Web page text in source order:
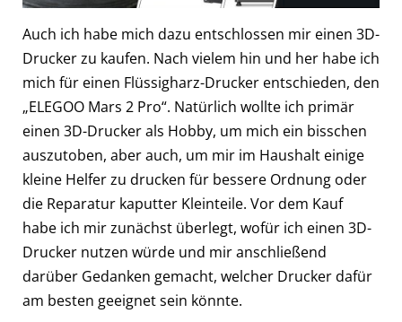
Auch ich habe mich dazu entschlossen mir einen 3D-
Drucker zu kaufen. Nach vielem hin und her habe ich
mich für einen Flüssigharz-Drucker entschieden, den
„ELEGOO Mars 2 Pro“. Natürlich wollte ich primär
einen 3D-Drucker als Hobby, um mich ein bisschen
auszutoben, aber auch, um mir im Haushalt einige
kleine Helfer zu drucken für bessere Ordnung oder
die Reparatur kaputter Kleinteile. Vor dem Kauf
habe ich mir zunächst überlegt, wofür ich einen 3D-
Drucker nutzen würde und mir anschließend
darüber Gedanken gemacht, welcher Drucker dafür
am besten geeignet sein könnte.